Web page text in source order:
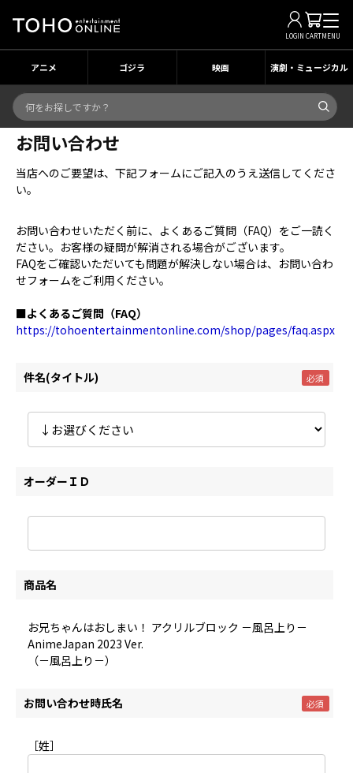
LOGIN CARTMENU
アニメ ゴジラ 映画 演劇・ミュージカル
お問い合わせ
当店へのご要望は、下記フォームにご記入のうえ送信してくださ
い。
お問い合わせいただく前に、よくあるご質問（FAQ）をご一読く
ださい。お客様の疑問が解消される場合がございます。
FAQをご確認いただいても問題が解決しない場合は、お問い合わ
せフォームをご利用ください。
■よくあるご質問（FAQ）
https://tohoentertainmentonline.com/shop/pages/faq.aspx
件名(タイトル)
オーダーＩＤ
商品名
お兄ちゃんはおしまい！ アクリルブロック －風呂上り－
AnimeJapan 2023 Ver.
（－風呂上り－）
お問い合わせ時氏名
［姓］